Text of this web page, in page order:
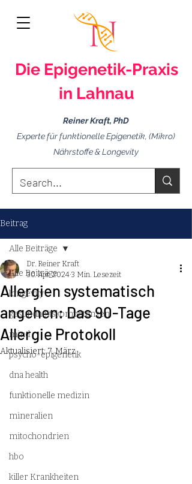
Die Epigenetik-Praxis
in Lahnau
Reiner Kraft, PhD
Experte für funktionelle Epigenetik, (Mikro)
Nährstoffe & Longevity
Beitrag
Alle Beiträge
longevity
gesundheitskompetenzen
mind
psycho-epigenetik
dna health
funktionelle medizin
mineralien
mitochondrien
hbo
killer Krankheiten
Alle Beiträge
Allergien systematisch
angehen: Das 90-Tage
Allergie Protokoll
Dr. Reiner Kraft
30. Apr. 2024 3 Min. Lesezeit
Aktualisiert:7. März